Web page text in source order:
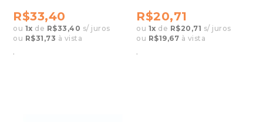
R$33,40
ou 1x de R$33,40 s/ juros
ou R$31,73 à vista
.
R$20,71
ou 1x de R$20,71 s/ juros
ou R$19,67 à vista
.